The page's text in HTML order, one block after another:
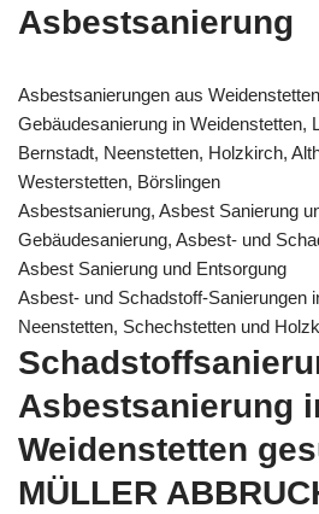
Asbestsanierung
Asbestsanierungen aus
Gebäudesanierung in Weidenstetten,
Bernstadt, Neenstetten, Holzkirch,
Westerstetten, Börslingen
Asbestsanierung, Asbest Sanierung
Gebäudesanierung, Asbest- und
Asbest Sanierung und Entsorgung
Asbest- und Schadstoff-Sanierungen
Neenstetten, Schechstetten und
Asbestsanierung
Weidenstetten
MÜLLER